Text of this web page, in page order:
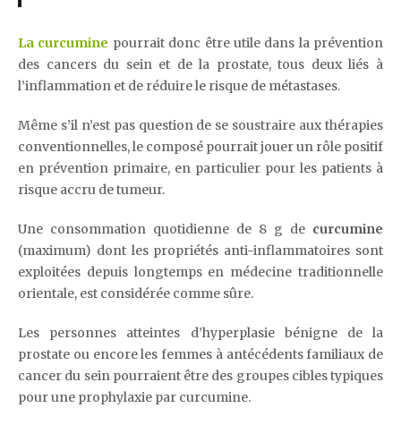
La curcumine pourrait donc être utile dans la prévention
des cancers du sein et de la prostate, tous deux liés à
l’inflammation et de réduire le risque de métastases.
Même s’il n’est pas question de se soustraire aux thérapies
conventionnelles, le composé pourrait jouer un rôle positif
en prévention primaire, en particulier pour les patients à
risque accru de tumeur.
Une consommation quotidienne de 8 g de curcumine
(maximum) dont les propriétés anti-inflammatoires sont
exploitées depuis longtemps en médecine traditionnelle
orientale, est considérée comme sûre.
Les personnes atteintes d’hyperplasie bénigne de la
prostate ou encore les femmes à antécédents familiaux de
cancer du sein pourraient être des groupes cibles typiques
pour une prophylaxie par curcumine.